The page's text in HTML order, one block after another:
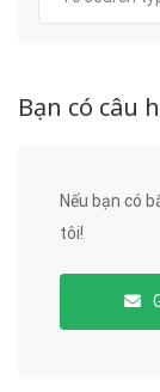
Bạn có câu
Nếu bạn có
tôi!